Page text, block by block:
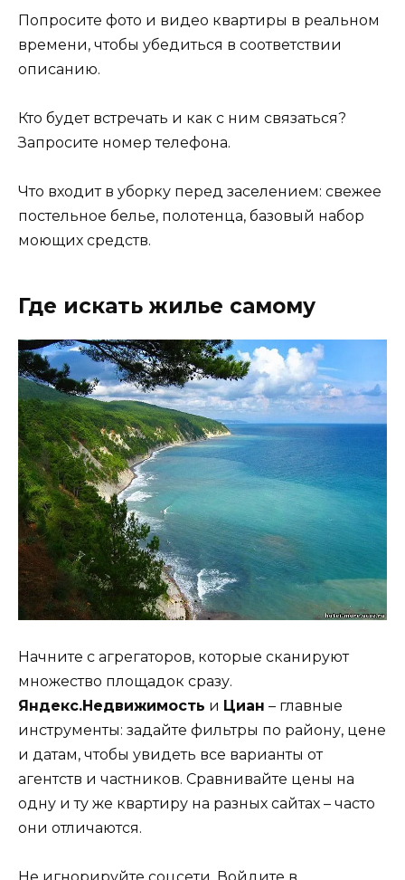
Попросите фото и видео квартиры в реальном
времени, чтобы убедиться в соответствии
описанию.
Кто будет встречать и как с ним связаться?
Запросите номер телефона.
Что входит в уборку перед заселением: свежее
постельное белье, полотенца, базовый набор
моющих средств.
Где искать жилье самому
Начните с агрегаторов, которые сканируют
множество площадок сразу.
Яндекс.Недвижимость и Циан – главные
инструменты: задайте фильтры по району, цене
и датам, чтобы увидеть все варианты от
агентств и частников. Сравнивайте цены на
одну и ту же квартиру на разных сайтах – часто
они отличаются.